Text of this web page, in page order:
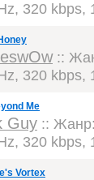
320
::
320
Me
Guy :: Жанр:
320
Vortex